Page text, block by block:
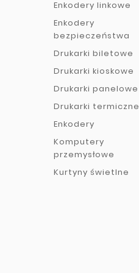
Enkodery linkowe
Enkodery
bezpieczeństwa
Drukarki biletowe
Drukarki kioskowe
Drukarki panelowe
Drukarki termiczne
Enkodery
Komputery
przemysłowe
Kurtyny świetlne